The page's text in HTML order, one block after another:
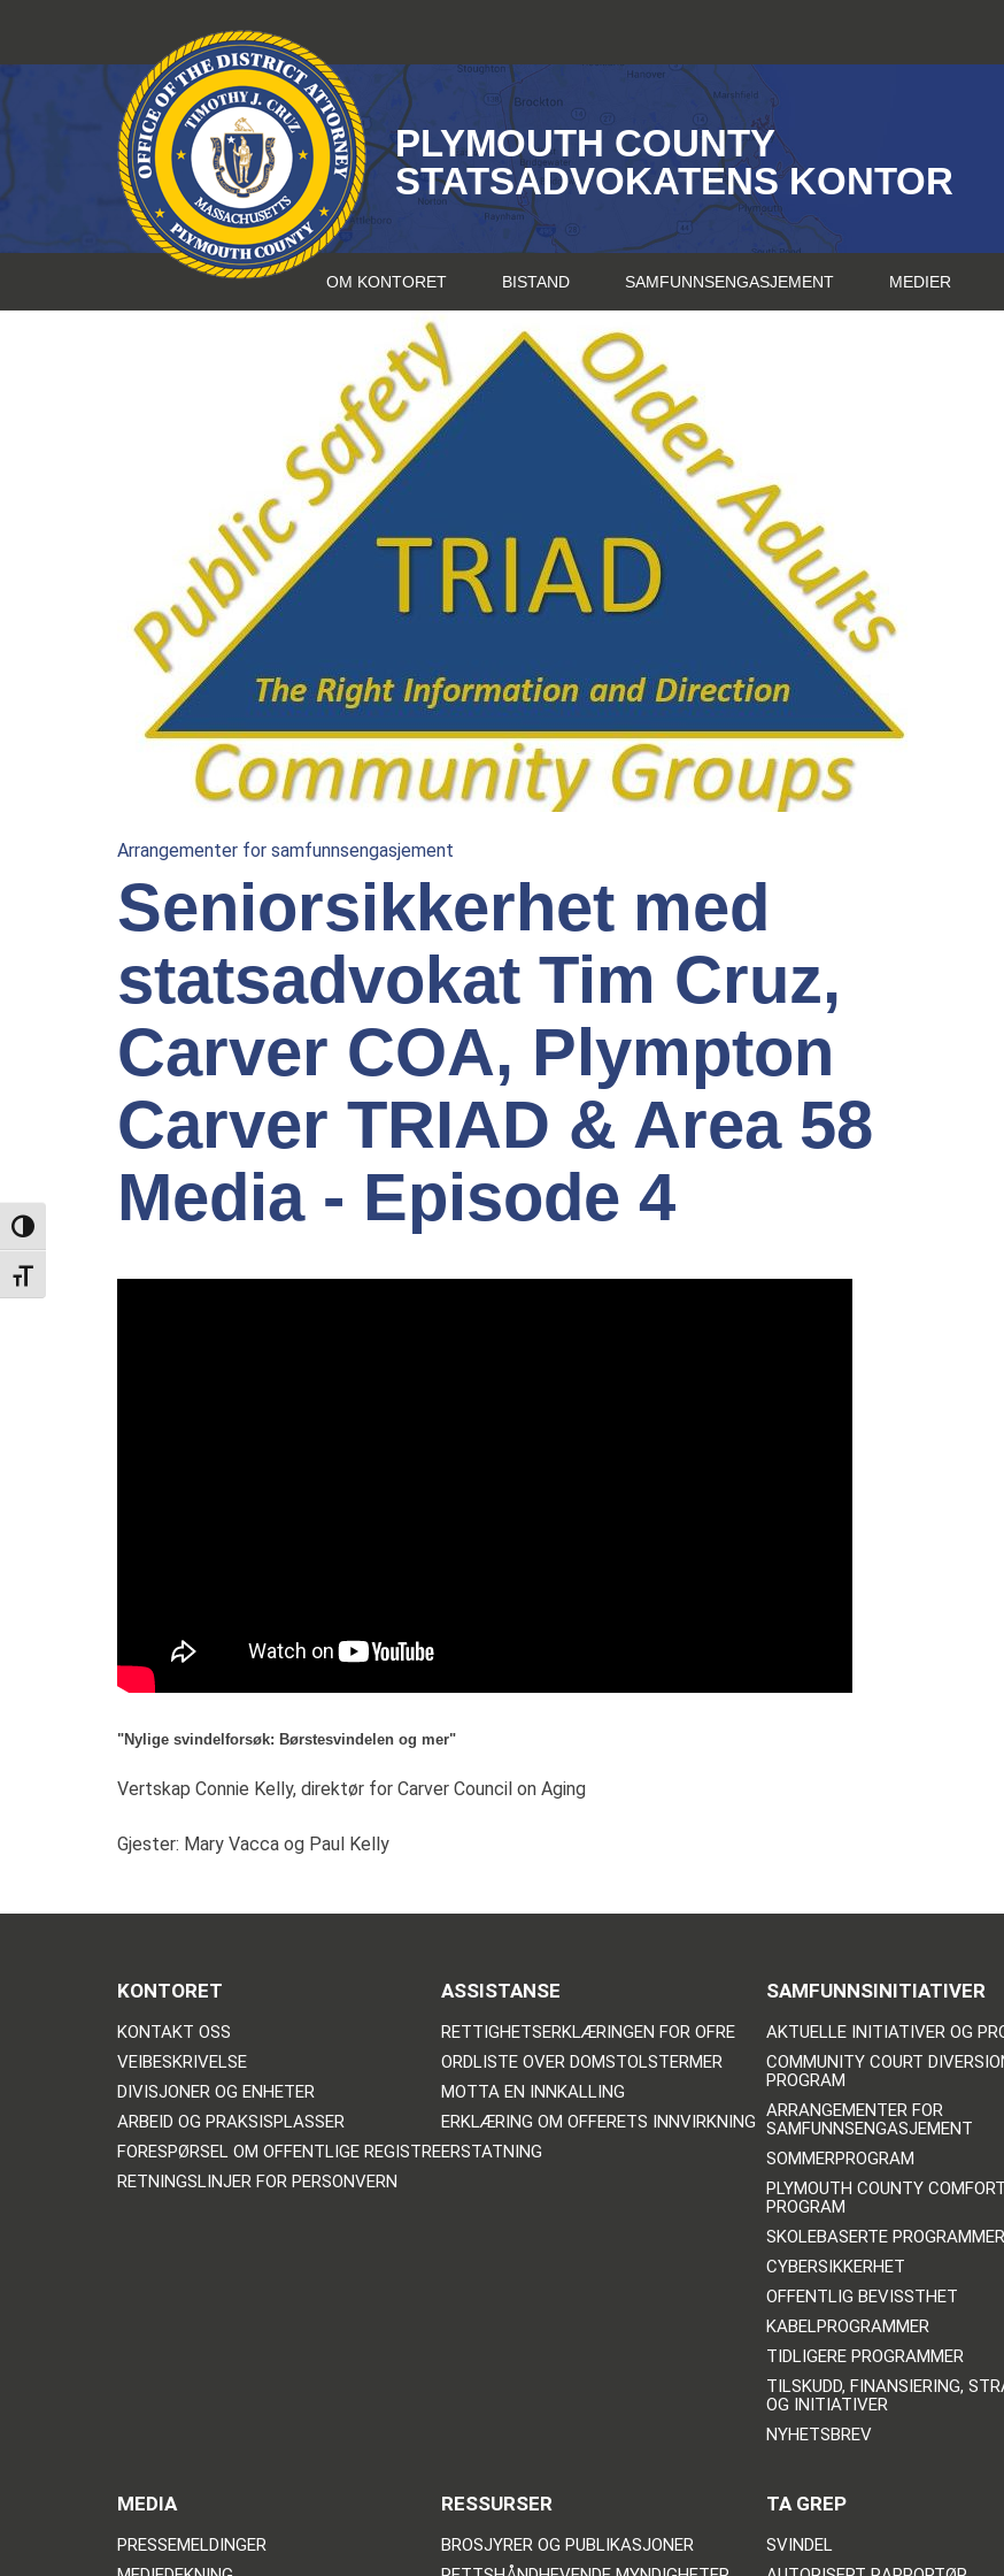
TOGGLE HIGH CONTRAST
TOGGLE FONT SIZE
innhold
PLYMOUTH COUNTY
STATSADVOKATENS KONTOR
OM KONTORET BISTAND SAMFUNNSENGASJEMENT MEDIER
Arrangementer for samfunnsengasjement
Seniorsikkerhet med
statsadvokat Tim Cruz,
Carver COA, Plympton
Carver TRIAD & Area 58
Media - Episode 4
"Nylige svindelforsøk: Børstesvindelen og mer"
Vertskap Connie Kelly, direktør for Carver Council on Aging
Gjester: Mary Vacca og Paul Kelly
KONTORET
KONTAKT OSS
VEIBESKRIVELSE
DIVISJONER OG ENHETER
ARBEID OG PRAKSISPLASSER
FORESPØRSEL OM OFFENTLIGE REGISTRE
RETNINGSLINJER FOR PERSONVERN
ASSISTANSE
RETTIGHETSERKLÆRINGEN FOR OFRE
ORDLISTE OVER DOMSTOLSTERMER
MOTTA EN INNKALLING
ERKLÆRING OM OFFERETS INNVIRKNING
ERSTATNING
SAMFUNNSINITIATIVER
AKTUELLE INITIATIVER OG
COMMUNITY COURT
PROGRAM
ARRANGEMENTER FOR
SAMFUNNSENGASJEMENT
SOMMERPROGRAM
PLYMOUTH COUNTY
PROGRAM
SKOLEBASERTE PROGRAMMER
CYBERSIKKERHET
OFFENTLIG BEVISSTHET
KABELPROGRAMMER
TIDLIGERE PROGRAMMER
TILSKUDD, FINANSIERING,
OG INITIATIVER
NYHETSBREV
MEDIA
PRESSEMELDINGER
RESSURSER
BROSJYRER OG PUBLIKASJONER
TA GREP
SVINDEL